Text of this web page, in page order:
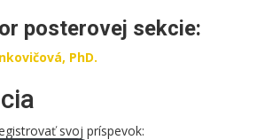
posterovej sekcie:
PhD.
svoj príspevok: